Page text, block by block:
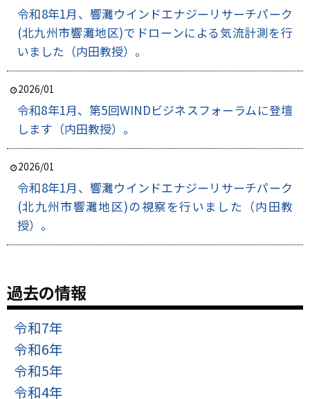
令和8年1月、響灘ウインドエナジーリサーチパーク
(北九州市響灘地区)でドローンによる気流計測を行
いました（内田教授）。
2026/01
令和8年1月、第5回WINDビジネスフォーラムに登壇
します（内田教授）。
2026/01
令和8年1月、響灘ウインドエナジーリサーチパーク
(北九州市響灘地区)の視察を行いました（内田教
授）。
過去の情報
令和7年
令和6年
令和5年
令和4年